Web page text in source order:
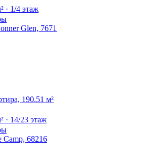
· 1/4 этаж
Glen, 7671
190.51 м²
· 14/23 этаж
Camp, 68216